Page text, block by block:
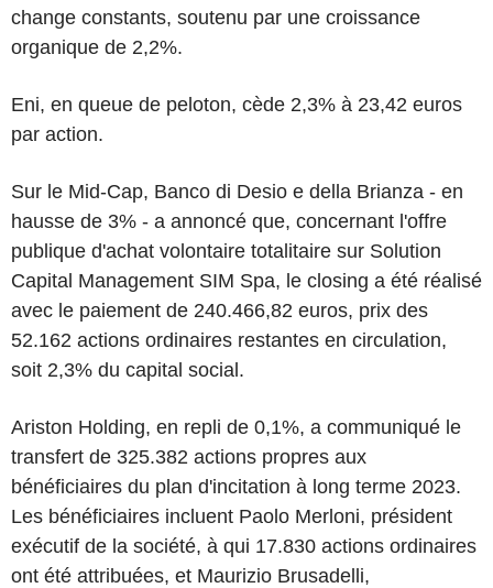
change constants, soutenu par une croissance
organique de 2,2%.
Eni, en queue de peloton, cède 2,3% à 23,42 euros
par action.
Sur le Mid-Cap, Banco di Desio e della Brianza - en
hausse de 3% - a annoncé que, concernant l'offre
publique d'achat volontaire totalitaire sur Solution
Capital Management SIM Spa, le closing a été réalisé
avec le paiement de 240.466,82 euros, prix des
52.162 actions ordinaires restantes en circulation,
soit 2,3% du capital social.
Ariston Holding, en repli de 0,1%, a communiqué le
transfert de 325.382 actions propres aux
bénéficiaires du plan d'incitation à long terme 2023.
Les bénéficiaires incluent Paolo Merloni, président
exécutif de la société, à qui 17.830 actions ordinaires
ont été attribuées, et Maurizio Brusadelli,